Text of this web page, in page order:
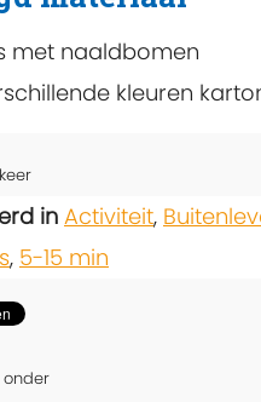
met naaldbomen
kleuren
keer
inActiviteit,
, 5-15 min